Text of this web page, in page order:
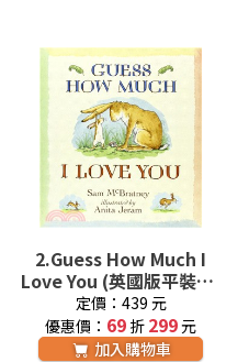
2.Guess How Much I
Love You (英國版平裝本)
廖彩杏老師推薦有聲書第21
週
定價：439 元
優惠價： 69 折 299元
加入購物車